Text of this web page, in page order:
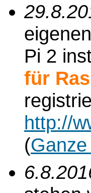
Pi 2
für
http://
(